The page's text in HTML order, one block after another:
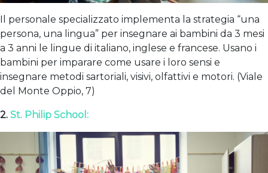
Il personale specializzato implementa la strategia “una
persona, una lingua” per insegnare ai bambini da 3 mesi
a 3 anni le lingue di italiano, inglese e francese. Usano i
bambini per imparare come usare i loro sensi e
insegnare metodi sartoriali, visivi, olfattivi e motori. (Viale
del Monte Oppio, 7)
2. St. Philip School: